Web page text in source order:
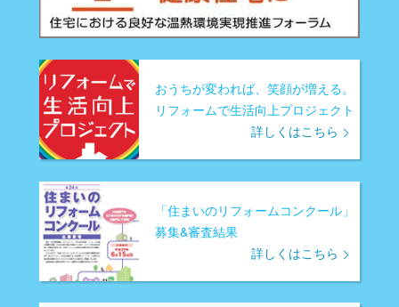
おうちが変われば、笑顔が増える。
リフォームで生活向上プロジェクト
詳しくはこちら
「住まいのリフォームコンクール」
募集&審査結果
詳しくはこちら